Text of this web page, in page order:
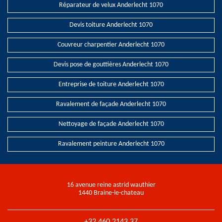
Réparateur de velux Anderlecht 1070
Devis toiture Anderlecht 1070
Couvreur charpentier Anderlecht 1070
Devis pose de gouttières Anderlecht 1070
Entreprise de toiture Anderlecht 1070
Ravalement de façade Anderlecht 1070
Nettoyage de façade Anderlecht 1070
Ravalement peinture Anderlecht 1070
16 avenue reine astrid wauthier
1440 Braine-le-chateau